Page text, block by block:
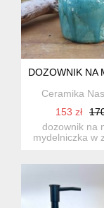
DOZOWNIK NA
Ceramika
153 zł
dozownik na
mydelniczka w